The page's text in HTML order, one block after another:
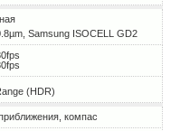
Samsung ISOCELL GD2
(HDR)
компас